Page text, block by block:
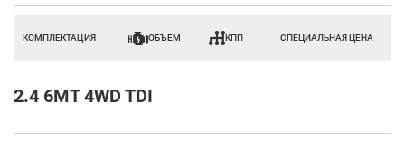
КОМПЛЕКТАЦИЯ ОБЪЕМ КПП СПЕЦИАЛЬНАЯ ЦЕНА
2.4 6MT 4WD TDI